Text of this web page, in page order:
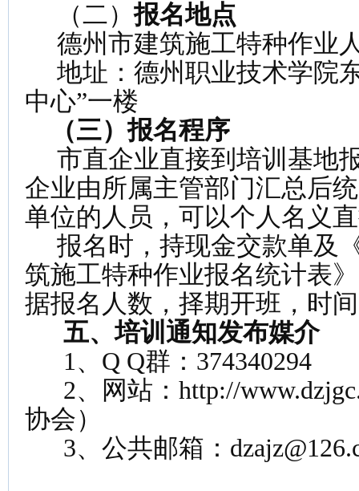
（二）报名地点
德州市建筑施工特种作业
地址：德州职业技术学院
中心”一楼
（三）报名程序
市直企业直接到培训基地
企业由所属主管部门汇总后
单位的人员，可以个人名义
报名时，持现金交款单及
筑施工特种作业报名统计表
据报名人数，择期开班，时
五、培训通知发布媒介
1、Q Q群：374340294
2、网站：http://
协会）
3、公共邮箱：